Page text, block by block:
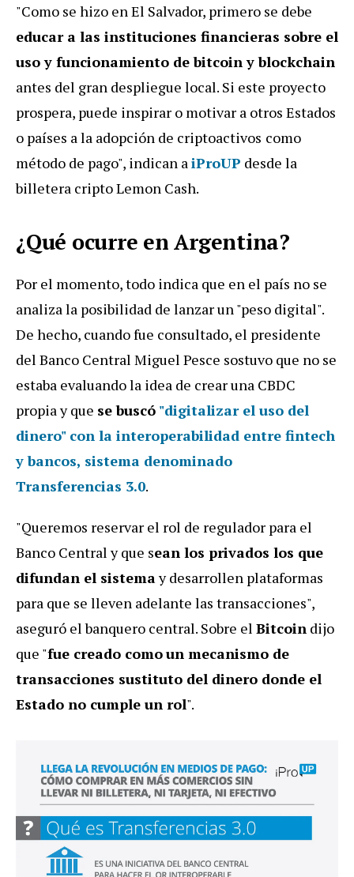
"Como se hizo en El Salvador, primero se debe
educar a las instituciones financieras sobre el
uso y funcionamiento de bitcoin y blockchain
antes del gran despliegue local. Si este proyecto
prospera, puede inspirar o motivar a otros Estados
o países a la adopción de criptoactivos como
método de pago", indican aiProUP desde la
billetera cripto Lemon Cash.
¿Qué ocurre en Argentina?
Por el momento, todo indica que en el país no se
analiza la posibilidad de lanzar un "peso digital".
De hecho, cuando fue consultado, el presidente
del Banco Central Miguel Pesce sostuvo que no se
estaba evaluando la idea de crear una CBDC
propia y que se buscó "digitalizar el uso del
dinero" con la interoperabilidad entre fintech
y bancos, sistema denominado
Transferencias 3.0.
"Queremos reservar el rol de regulador para el
Banco Central y que sean los privados los que
difundan el sistemay desarrollen plataformas
para que se lleven adelante las transacciones",
aseguró el banquero central. Sobre el Bitcoin dijo
que "fue creado comoun mecanismo de
transacciones sustituto del dinero donde el
Estado no cumple un rol".